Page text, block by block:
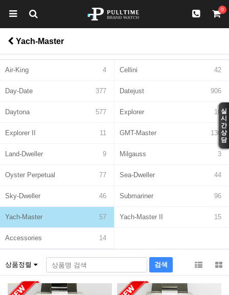
실
시
간
상
담
0
Yach-Master
Air-King 4 Cellini 42
Day-Date 377 Datejust 906
Daytona 577 Explorer 10
Explorer II 11 GMT-Master 130
Land-Dweller 9 Milgauss 3
Oyster Perpetual 77 Sea-Dweller 44
Sky-Dweller 46 Submariner 96
Yach-Master 57 Yach-Master II 15
Accessories 14
상품정렬